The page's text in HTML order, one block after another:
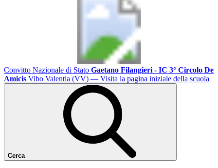
Convitto Nazionale di Stato Gaetano Filangieri - IC 3° Circolo De
Amicis Vibo Valentia (VV) — Visita la pagina iniziale della scuola
Cerca